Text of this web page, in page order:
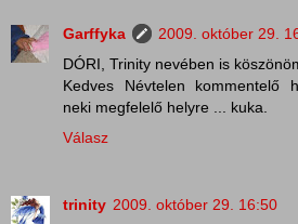
Garffyka
2009. október 29.
DÓRI, Trinity nevében is
Kedves Névtelen kommentelő
neki megfelelő helyre ... kuka.
Válasz
trinity 2009. október 29. 16:50